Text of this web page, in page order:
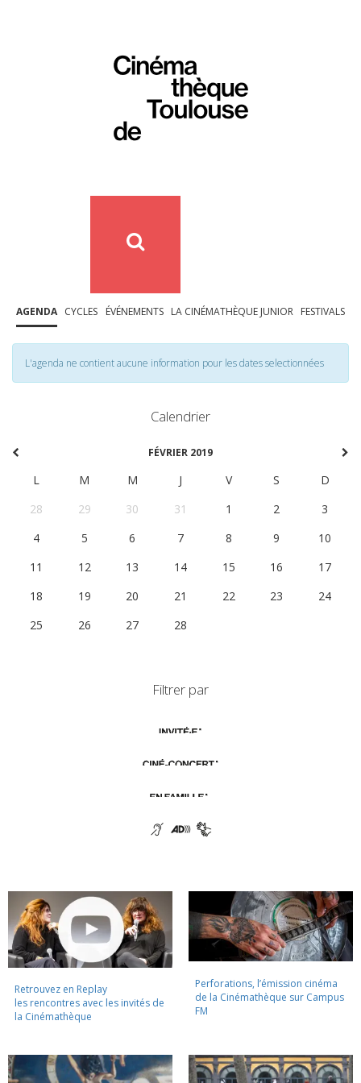
AGENDA CYCLES ÉVÉNEMENTS LA CINÉMATHÈQUE JUNIOR FESTIVALS
L'agenda ne contient aucune information pour les dates selectionnées
Calendrier
FÉVRIER 2019
L M M J V S
D
28
29 30 31 1 2
3
4
5 6 7 8 9
10
11
12 13 14 15 16
17
18
19 20 21 22 23
24
25
26 27 28
Filtrer par
Retrouvez en Replay
les rencontres avec les invités de
la Cinémathèque
Perforations, l’émission cinéma
de la Cinémathèque sur Campus
FM